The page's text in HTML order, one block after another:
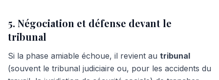
5. Négociation et défense devant le
tribunal
Si la phase amiable échoue, il revient au tribunal
(souvent le tribunal judiciaire ou, pour les accidents du